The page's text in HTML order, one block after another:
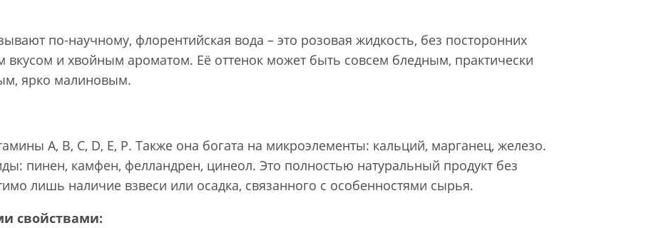
по-научному, флорентийская вода – это розовая жидкость, без посторонних
вкусом и хвойным ароматом. Её оттенок может быть совсем бледным, практически
ярко малиновым.
А, В, С, D, Е, Р. Также она богата на микроэлементы: кальций, марганец, железо.
пинен, камфен, фелландрен, цинеол. Это полностью натуральный продукт без
лишь наличие взвеси или осадка, связанного с особенностями сырья.
свойствами: